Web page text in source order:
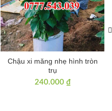
Chậu xi măng nhẹ hình tròn
trụ
240.000 ₫